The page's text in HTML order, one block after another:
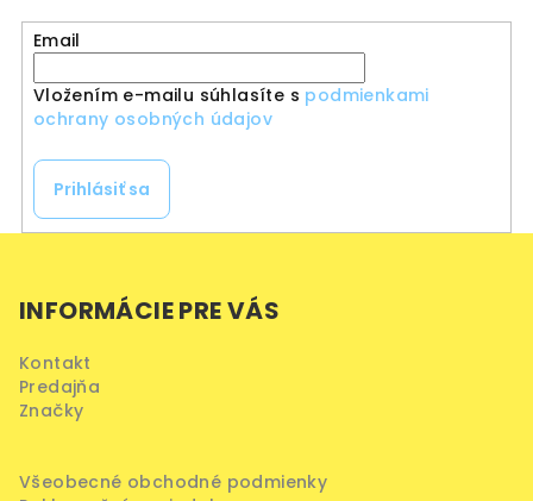
Email
Vložením e-mailu súhlasíte s podmienkami
ochrany osobných údajov
Prihlásiť sa
INFORMÁCIE PRE VÁS
Kontakt
Predajňa
Značky
Všeobecné obchodné podmienky